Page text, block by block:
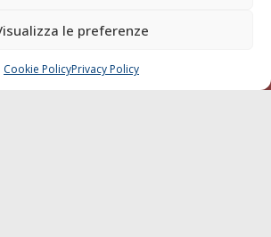
le preferenze
Cookie PolicyPrivacy Policy
CHIAMA SCRIVI